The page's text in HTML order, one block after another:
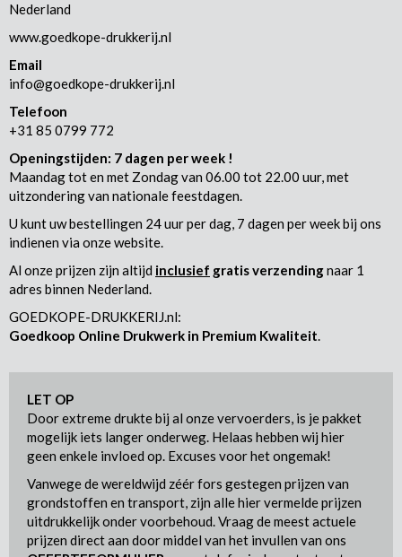
Nederland
www.goedkope-drukkerij.nl
Email
info@goedkope-drukkerij.nl
Telefoon
+31 85 0799 772
Openingstijden: 7 dagen per week !
Maandag tot en met Zondag van 06.00 tot 22.00 uur, met
uitzondering van nationale feestdagen.
U kunt uw bestellingen 24 uur per dag, 7 dagen per week bij ons
indienen via onze website.
Al onze prijzen zijn altijd inclusief gratis verzendingnaar 1
adres binnen Nederland.
GOEDKOPE-DRUKKERIJ.nl:
Goedkoop Online Drukwerk in Premium Kwaliteit.
LET OP
Door extreme drukte bij al onze vervoerders, is je pakket
mogelijk iets langer onderweg. Helaas hebben wij hier
geen enkele invloed op. Excuses voor het ongemak!
Vanwege de wereldwijd zéér fors gestegen prijzen van
grondstoffen en transport, zijn alle hier vermelde prijzen
uitdrukkelijk onder voorbehoud. Vraag de meest actuele
prijzen direct aan door middel van het invullen van ons